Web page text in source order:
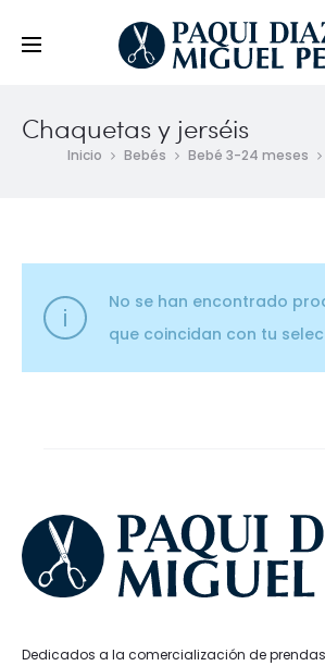
Chaquetas y jerséis
Inicio Bebés Bebé 3-24 meses
No se han encontrado
que coincidan con tu
Dedicados a la comercialización de